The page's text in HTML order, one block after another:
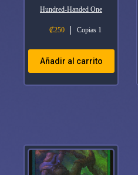
Hundred-Handed One
₡250 Copias 1
Añadir al carrito